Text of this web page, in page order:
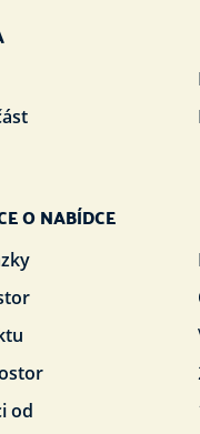
O NABÍDCE
od